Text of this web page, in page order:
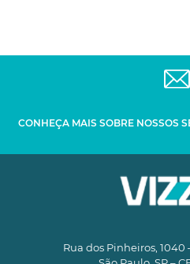
CONHEÇA MAIS SOBRE NOSSOS
Rua dos Pinheiros, 1040